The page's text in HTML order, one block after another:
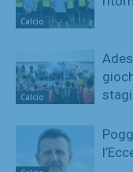
Calcio
Calcio